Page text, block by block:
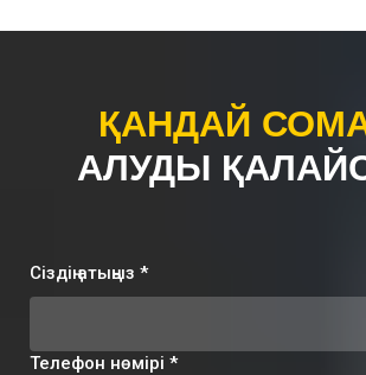
ҚАНДАЙ
АЛУДЫ
Сіздің атыңыз *
Телефон нөмірі *